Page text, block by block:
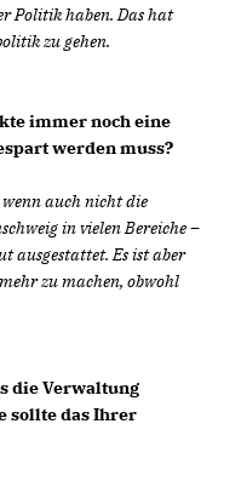
Politik haben. Das hat
zu gehen.
immer noch eine
werden muss?
auch nicht die
in vielen Bereiche –
ausgestattet. Es ist aber
zu machen, obwohl
die Verwaltung
sollte das Ihrer